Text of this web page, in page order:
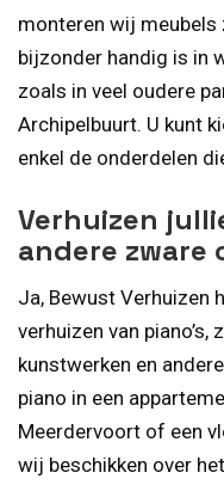
monteren wij
bijzonder handig is in
zoals in veel oudere
Archipelbuurt. U kunt
enkel de onderdelen
Verhuizen
andere zware
Ja, Bewust Verhuizen
verhuizen van
kunstwerken en
piano in een
Meerdervoort of een
wij beschikken over